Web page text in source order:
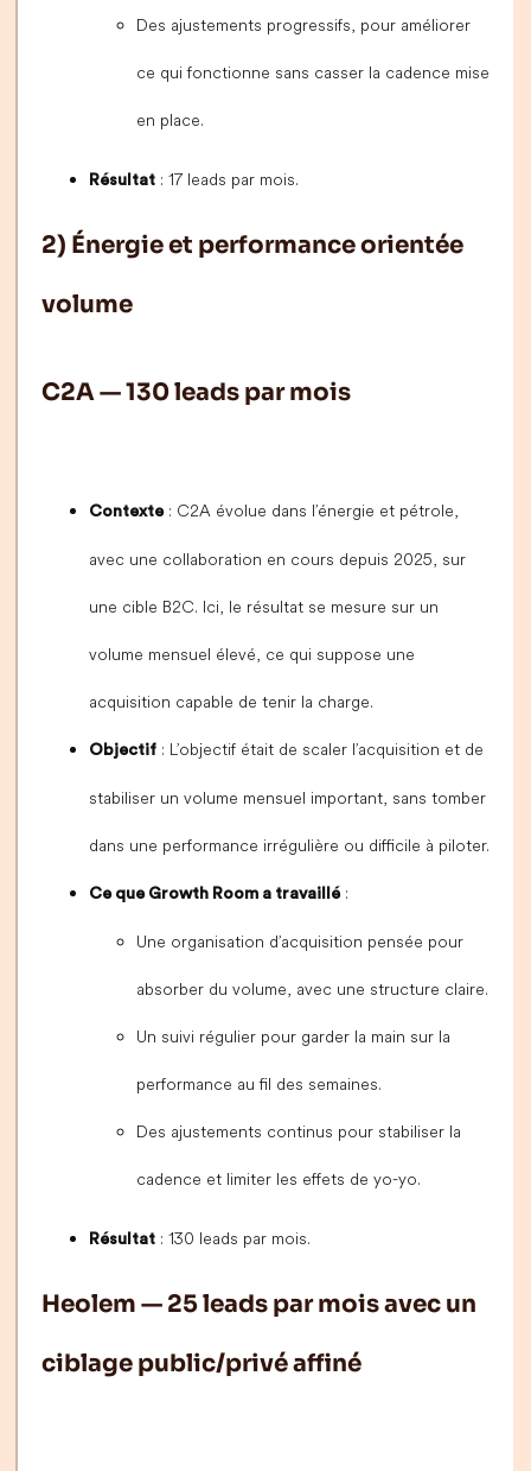
Des ajustements progressifs, pour améliorer
ce qui fonctionne sans casser la cadence mise
en place.
Résultat : 17 leads par mois.
2) Énergie et performance orientée
volume
C2A — 130 leads par mois
Contexte: C2A évolue dans l’énergie et pétrole,
avec une collaboration en cours depuis 2025, sur
une cible B2C. Ici, le résultat se mesure sur un
volume mensuel élevé, ce qui suppose une
acquisition capable de tenir la charge.
Objectif : L’objectif était de scaler l’acquisition et de
stabiliser un volume mensuel important, sans tomber
dans une performance irrégulière ou difficile à piloter.
Ce que Growth Room a travaillé:
Une organisation d’acquisition pensée pour
absorber du volume, avec une structure claire.
Un suivi régulier pour garder la main sur la
performance au fil des semaines.
Des ajustements continus pour stabiliser la
cadence et limiter les effets de yo-yo.
Résultat : 130 leads par mois.
Heolem — 25 leads par mois avec un
ciblage public/privé affiné